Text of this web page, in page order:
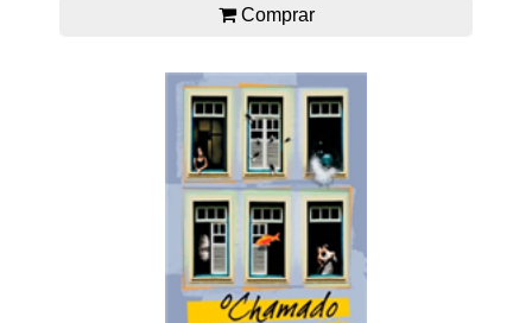
Comprar